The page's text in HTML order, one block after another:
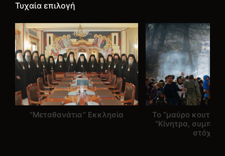
Τυχαία επιλογή
“Μεταθανάτια” Εκκλησία
Το “μαύρο κουτί”
“Κίνητρα,
στόχοι”